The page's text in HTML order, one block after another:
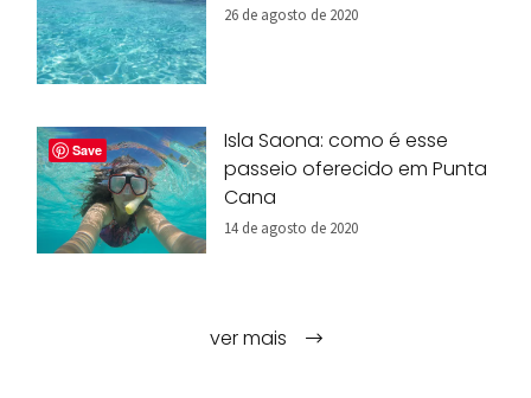
26 de agosto de 2020
Isla Saona: como é esse
passeio oferecido em Punta
Cana
14 de agosto de 2020
ver mais
Save